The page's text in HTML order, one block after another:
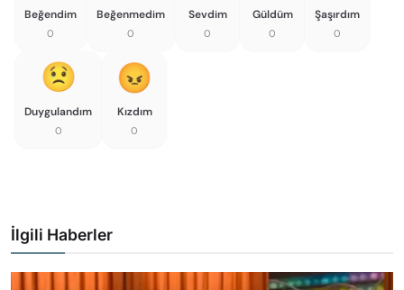
Beğendim
0
Beğenmedim
0
Sevdim
0
Güldüm
0
Şaşırdım
0
Duygulandım
0
Kızdım
0
İlgili Haberler